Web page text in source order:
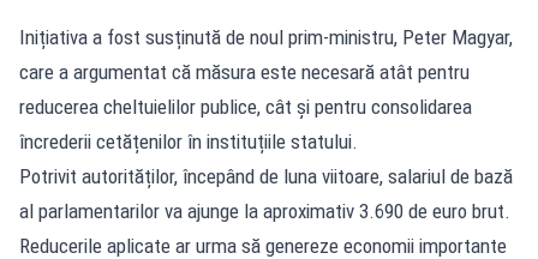
Inițiativa a fost susținută de noul prim-ministru, Peter Magyar,
care a argumentat că măsura este necesară atât pentru
reducerea cheltuielilor publice, cât și pentru consolidarea
încrederii cetățenilor în instituțiile statului.
Potrivit autorităților, începând de luna viitoare, salariul de bază
al parlamentarilor va ajunge la aproximativ 3.690 de euro brut.
Reducerile aplicate ar urma să genereze economii importante